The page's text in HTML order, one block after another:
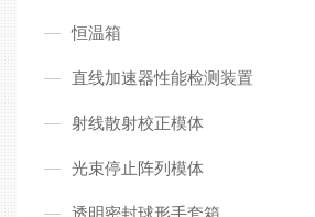
恒温箱
直线加速器性能检测装置
射线散射校正模体
光束停止阵列模体
透明密封球形手套箱